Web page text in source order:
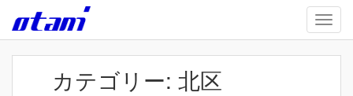
Skip to main content
カテゴリー: 北区